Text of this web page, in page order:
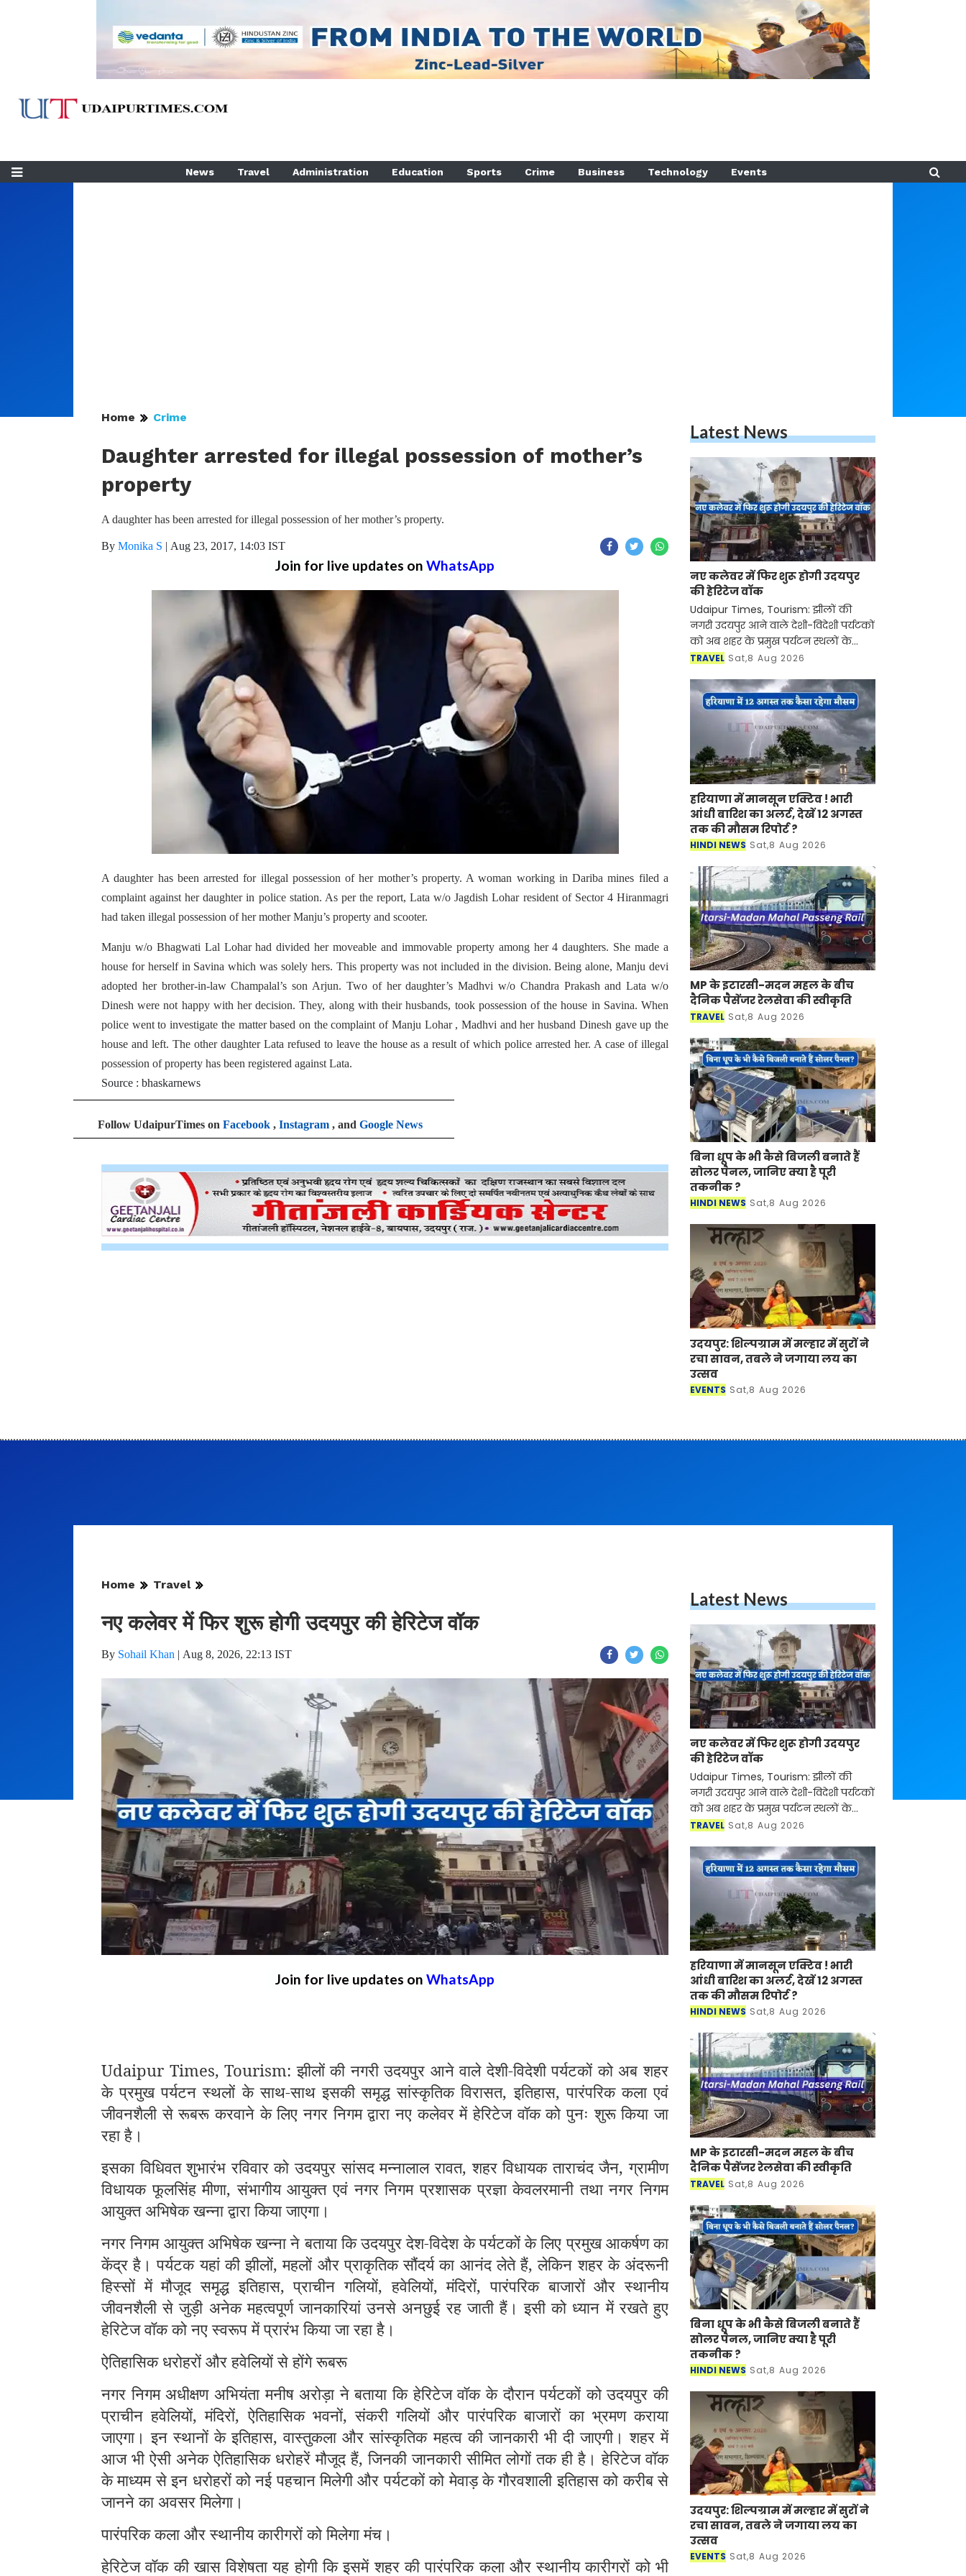
News Travel Administration Education Sports Crime Business Technology Events
Home Crime
Daughter arrested for illegal possession of mother’s
property
A daughter has been arrested for illegal possession of her mother’s property.
By Monika S | Aug 23, 2017, 14:03 IST
Join for live updates on WhatsApp
A daughter has been arrested for illegal possession of her mother’s property. A woman working in Dariba mines filed a
complaint against her daughter in police station. As per the report, Lata w/o Jagdish Lohar resident of Sector 4 Hiranmagri
had taken illegal possession of her mother Manju’s property and scooter.
Manju w/o Bhagwati Lal Lohar had divided her moveable and immovable property among her 4 daughters. She made a
house for herself in Savina which was solely hers. This property was not included in the division. Being alone, Manju devi
adopted her brother-in-law Champalal’s son Arjun. Two of her daughter’s Madhvi w/o Chandra Prakash and Lata w/o
Dinesh were not happy with her decision. They, along with their husbands, took possession of the house in Savina. When
police went to investigate the matter based on the complaint of Manju Lohar , Madhvi and her husband Dinesh gave up the
house and left. The other daughter Lata refused to leave the house as a result of which police arrested her. A case of illegal
possession of property has been registered against Lata.
Source : bhaskarnews
Follow UdaipurTimes on Facebook , Instagram , and Google News
Latest News
नए कलेवर में फिर शुरू होगी उदयपुर
की हेरिटेज वॉक
Udaipur Times, Tourism: झीलों की
नगरी उदयपुर आने वाले देशी-विदेशी पर्यटकों
को अब शहर के प्रमुख पर्यटन स्थलों के
साथ-साथ इसकी समृद्ध सांस्कृतिक विरासत,
रूबरू करवान
TRAVEL Sat,8 Aug 2026
हरियाणा में मानसून एक्टिव ! भारी
आंधी बारिश का अलर्ट, देखें 12 अगस्त
तक की मौसम रिपोर्ट ?
HINDI NEWS Sat,8 Aug 2026
MP के इटारसी-मदन महल के बीच
दैनिक पैसेंजर रेलसेवा की स्वीकृति
TRAVEL Sat,8 Aug 2026
बिना धूप के भी कैसे बिजली बनाते हैं
सोलर पैनल, जानिए क्या है पूरी
तकनीक ?
HINDI NEWS Sat,8 Aug 2026
उदयपुर: शिल्पग्राम में मल्हार में सुरों ने
रचा सावन, तबले ने जगाया लय का
उत्सव
EVENTS Sat,8 Aug 2026
Home Travel
नए कलेवर में फिर शुरू होगी उदयपुर की हेरिटेज वॉक
By Sohail Khan | Aug 8, 2026, 22:13 IST
Join for live updates on WhatsApp
Udaipur Times, Tourism: झीलों की नगरी उदयपुर आने वाले देशी-विदेशी पर्यटकों को अब शहर
के प्रमुख पर्यटन स्थलों के साथ-साथ इसकी समृद्ध सांस्कृतिक विरासत, इतिहास, पारंपरिक कला एवं
जीवनशैली से रूबरू करवाने के लिए नगर निगम द्वारा नए कलेवर में हेरिटेज वॉक को पुनः शुरू किया जा
रहा है।
इसका विधिवत शुभारंभ रविवार को उदयपुर सांसद मन्नालाल रावत, शहर विधायक ताराचंद जैन, ग्रामीण
विधायक फूलसिंह मीणा, संभागीय आयुक्त एवं नगर निगम प्रशासक प्रज्ञा केवलरमानी तथा नगर निगम
आयुक्त अभिषेक खन्ना द्वारा किया जाएगा।
नगर निगम आयुक्त अभिषेक खन्ना ने बताया कि उदयपुर देश-विदेश के पर्यटकों के लिए प्रमुख आकर्षण का
केंद्र है। पर्यटक यहां की झीलों, महलों और प्राकृतिक सौंदर्य का आनंद लेते हैं, लेकिन शहर के अंदरूनी
हिस्सों में मौजूद समृद्ध इतिहास, प्राचीन गलियों, हवेलियों, मंदिरों, पारंपरिक बाजारों और स्थानीय
जीवनशैली से जुड़ी अनेक महत्वपूर्ण जानकारियां उनसे अनछुई रह जाती हैं। इसी को ध्यान में रखते हुए
हेरिटेज वॉक को नए स्वरूप में प्रारंभ किया जा रहा है।
ऐतिहासिक धरोहरों और हवेलियों से होंगे रूबरू
नगर निगम अधीक्षण अभियंता मनीष अरोड़ा ने बताया कि हेरिटेज वॉक के दौरान पर्यटकों को उदयपुर की
प्राचीन हवेलियों, मंदिरों, ऐतिहासिक भवनों, संकरी गलियों और पारंपरिक बाजारों का भ्रमण कराया
जाएगा। इन स्थानों के इतिहास, वास्तुकला और सांस्कृतिक महत्व की जानकारी भी दी जाएगी। शहर में
आज भी ऐसी अनेक ऐतिहासिक धरोहरें मौजूद हैं, जिनकी जानकारी सीमित लोगों तक ही है। हेरिटेज वॉक
के माध्यम से इन धरोहरों को नई पहचान मिलेगी और पर्यटकों को मेवाड़ के गौरवशाली इतिहास को करीब से
जानने का अवसर मिलेगा।
पारंपरिक कला और स्थानीय कारीगरों को मिलेगा मंच।
हेरिटेज वॉक की खास विशेषता यह होगी कि इसमें शहर की पारंपरिक कला और स्थानीय कारीगरों को भी
Latest News
नए कलेवर में फिर शुरू होगी उदयपुर
की हेरिटेज वॉक
Udaipur Times, Tourism: झीलों की
नगरी उदयपुर आने वाले देशी-विदेशी पर्यटकों
को अब शहर के प्रमुख पर्यटन स्थलों के
साथ-साथ इसकी समृद्ध सांस्कृतिक विरासत,
रूबरू करवान
TRAVEL Sat,8 Aug 2026
हरियाणा में मानसून एक्टिव ! भारी
आंधी बारिश का अलर्ट, देखें 12 अगस्त
तक की मौसम रिपोर्ट ?
HINDI NEWS Sat,8 Aug 2026
MP के इटारसी-मदन महल के बीच
दैनिक पैसेंजर रेलसेवा की स्वीकृति
TRAVEL Sat,8 Aug 2026
बिना धूप के भी कैसे बिजली बनाते हैं
सोलर पैनल, जानिए क्या है पूरी
तकनीक ?
HINDI NEWS Sat,8 Aug 2026
उदयपुर: शिल्पग्राम में मल्हार में सुरों ने
रचा सावन, तबले ने जगाया लय का
उत्सव
EVENTS Sat,8 Aug 2026